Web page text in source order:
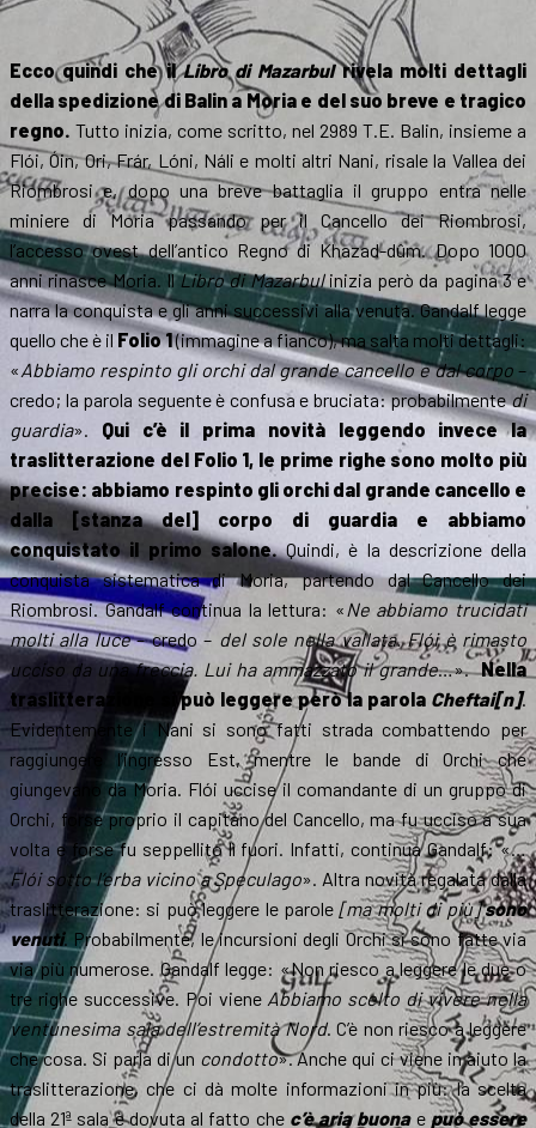
Ecco quindi che ilLibro di Mazarbulrivela molti dettagli
della spedizione di Balin a Moria e del suo breve e tragico
regno. Tutto inizia, come scritto, nel 2989 T.E. Balin, insieme a
Flói, Óin, Ori, Frár, Lóni, Náli e molti altri Nani, risale la Vallea dei
Riombrosi e, dopo una breve battaglia il gruppo entra nelle
miniere di Moria passando per il Cancello dei Riombrosi,
l’accesso ovest dell’antico Regno di Khazad-dûm. Dopo 1000
anni rinasce Moria. IlLibro di Mazarbulinizia però da pagina 3 e
narra la conquista e gli anni successivi alla venuta. Gandalf legge
quello che è il Folio 1(immagine a fianco), ma salta molti dettagli:
«Abbiamo respinto gli orchi dal grande cancello e dal corpo –
credo; la parola seguente è confusa e bruciata: probabilmentedi
guardia». Qui c’è il prima novità leggendo invece la
traslitterazione del Folio 1, le prime righe sono molto più
precise: abbiamo respinto gli orchi dal grande cancello e
dalla [stanza del] corpo di guardia e abbiamo
conquistato il primo salone.Quindi, è la descrizione della
conquista sistematica di Moria, partendo dal Cancello dei
Riombrosi. Gandalf continua la lettura: «Ne abbiamo trucidati
molti alla luce– credo – del sole nella vallata. Flói è rimasto
ucciso da una freccia. Lui ha ammazzato il grande…».Nella
traslitterazione si può leggere però la parola Cheftai[n].
Evidentemente i Nani si sono fatti strada combattendo per
raggiungere l’ingresso Est, mentre le bande di Orchi che
giungevano da Moria. Flói uccise il comandante di un gruppo di
Orchi, forse proprio il capitano del Cancello, ma fu ucciso a sua
volta e forse fu seppellito lì fuori. Infatti, continua Gandalf: «…
Flói sotto l’erba vicino a Speculago». Altra novità regalata dalla
traslitterazione: si può leggere le parole [ma molti di più]sono
venuti. Probabilmente, le incursioni degli Orchi si sono fatte via
via più numerose. Gandalf legge: «Non riesco a leggere le due o
tre righe successive. Poi viene Abbiamo scelto di vivere nella
ventunesima sala dell’estremità Nord. C’è non riesco a leggere
che cosa. Si parla di un condotto». Anche qui ci viene in aiuto la
traslitterazione, che ci dà molte informazioni in più: la scelta
della 21ª sala è dovuta al fatto che c’è aria buonae può essere